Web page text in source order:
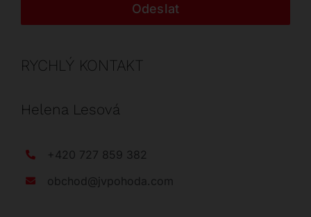
Odeslat
RYCHLÝ KONTAKT
Helena Lesová
+420 727 859 382
obchod@jvpohoda.com